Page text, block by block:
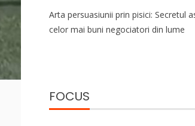
Arta persuasiunii prin pisici: Secretul
celor mai buni negociatori din lume
FOCUS